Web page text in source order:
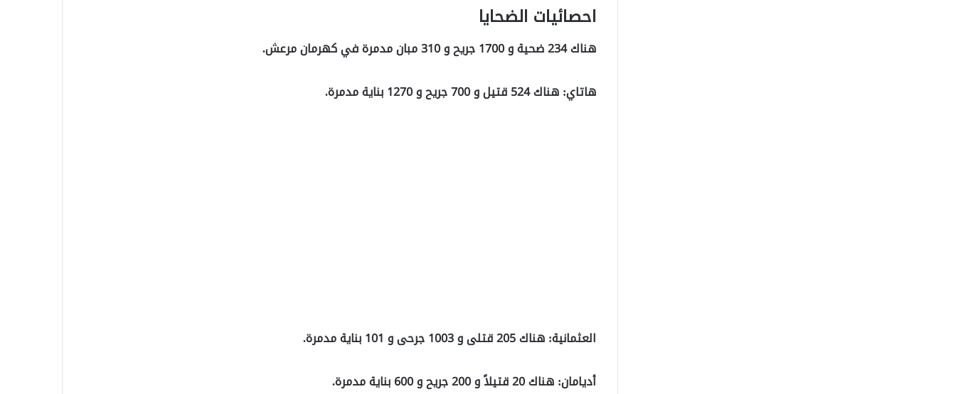
احصائيات الضحايا
هناك 234 ضحية و 1700 جريح و 310 مبان مدمرة في كهرمان مرعش.
هاتاي: هناك 524 قتيل و 700 جريح و 1270 بناية مدمرة.
العثمانية: هناك 205 قتلى و 1003 جرحى و 101 بناية مدمرة.
أديامان: هناك 20 قتيلاً و 200 جريح و 600 بناية مدمرة.